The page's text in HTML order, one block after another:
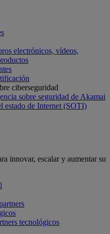
electrónicos, vídeos,
ciberseguridad
sobre seguridad de Akamai
estado de Internet (SOTI)
innovar, escalar y aumentar su
tecnológicos